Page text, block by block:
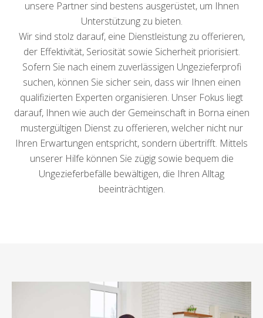
unsere Partner sind bestens ausgerüstet, um Ihnen
Unterstützung zu bieten.
Wir sind stolz darauf, eine Dienstleistung zu offerieren,
der Effektivität, Seriosität sowie Sicherheit priorisiert.
Sofern Sie nach einem zuverlässigen Ungezieferprofi
suchen, können Sie sicher sein, dass wir Ihnen einen
qualifizierten Experten organisieren. Unser Fokus liegt
darauf, Ihnen wie auch der Gemeinschaft in Borna einen
mustergültigen Dienst zu offerieren, welcher nicht nur
Ihren Erwartungen entspricht, sondern übertrifft. Mittels
unserer Hilfe können Sie zügig sowie bequem die
Ungezieferbefälle bewältigen, die Ihren Alltag
beeinträchtigen.